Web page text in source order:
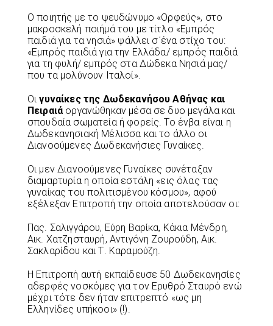
Ο ποιητής με το ψευδώνυμο «Ορφεύς», στο
μακροσκελή ποιήμά του με τίτλο «Εμπρός
παιδιά για τα νησιά» ψάλλει σ΄ένα στίχο του:
«Εμπρός παιδιά για την Ελλάδα/ εμπρός παιδιά
για τη φυλή/ εμπρός στα Δώδεκα Νησιά μας/
που τα μολύνουν Ιταλοί».
Οιγυναίκες της Δωδεκανήσου Αθήνας και
Πειραιά οργανώθηκαν μέσα σε δυο μεγάλα και
σπουδαία σωματεία ή φορείς. Το ένβα είναι η
Δωδεκανησιακή Μέλισσα και το άλλο οι
Διανοούμενες Δωδεκανήσιες Γυναίκες.
Οι μεν Διανοούμενες Γυναίκες συνέταξαν
διαμαρτυρία η οποία εστάλη «εις όλας τας
γυναίκας του πολιτισμένου κόσμου», αφού
εξέλεξαν Επιτροπή την οποία αποτελούσαν οι:
Πας. Σαλιγγάρου, Εύρη Βαρίκα, Κάκια Μένδρη,
Αικ. Χατζησταυρή, Αντιγόνη Ζουρούδη, Αικ.
Σακλαρίδου και Τ. Καραμούζη.
Η Επιτροπή αυτή εκπαίδευσε 50 Δωδεκανησίες
αδερφές νοσκόμες για τον Ερυθρό Σταυρό ενώ
μέχρι τότε δεν ήταν επιτρεπτό «ως μη
Ελληνίδες υπήκοοι» (!).